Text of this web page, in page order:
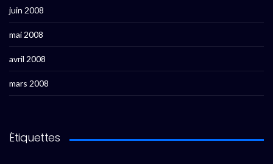
juin 2008
mai 2008
avril 2008
mars 2008
Étiquettes